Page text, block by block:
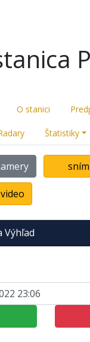
O stanici
Štatistiky
Výhľad